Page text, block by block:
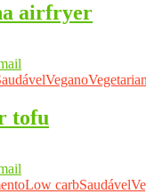
airfryer
Vegano
tofu
Low carbSaudável